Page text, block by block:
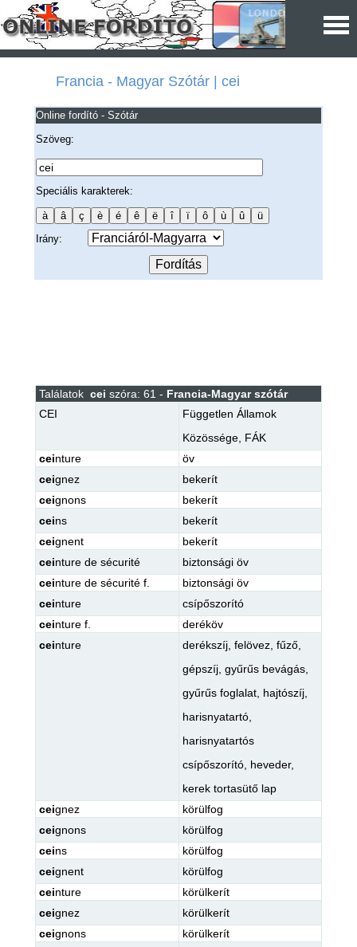
Francia - Magyar Szótár | cei
Online fordító - Szótár
Szöveg:
Speciális karakterek:
Irány:
Találatok cei szóra: 61 - Francia-Magyar szótár
CEI
Független Államok
Közössége, FÁK
ceinture
öv
ceignez
bekerít
ceignons
bekerít
ceins
bekerít
ceignent
bekerít
ceinture de sécurité
biztonsági öv
ceinture de sécurité f.
biztonsági öv
ceinture
csípőszorító
ceinture f.
deréköv
ceinture derékszíj, felövez, fűző,
gépszíj, gyűrűs bevágás,
gyűrűs foglalat, hajtószíj,
harisnyatartó,
harisnyatartós
csípőszorító, heveder,
kerek tortasütő lap
ceignez
körülfog
ceignons
körülfog
ceins
körülfog
ceignent
körülfog
ceinture
körülkerít
ceignez
körülkerít
ceignons
körülkerít